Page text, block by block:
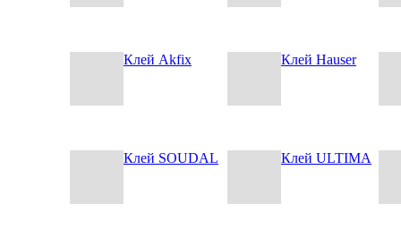
Клей Akfix Клей Hauser
Клей SOUDAL Клей ULTIMA